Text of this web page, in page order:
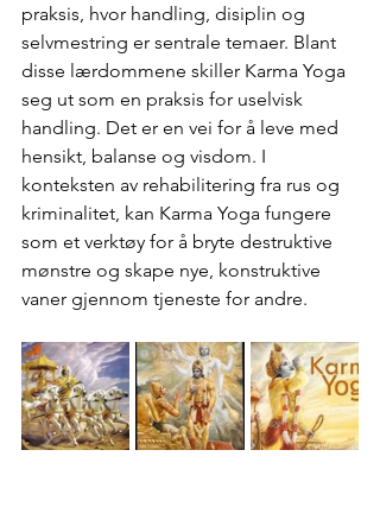
praksis, hvor handling, disiplin og
selvmestring er sentrale temaer. Blant
disse lærdommene skiller Karma Yoga
seg ut som en praksis for uselvisk
handling. Det er en vei for å leve med
hensikt, balanse og visdom. I
konteksten av rehabilitering fra rus og
kriminalitet, kan Karma Yoga fungere
som et verktøy for å bryte destruktive
mønstre og skape nye, konstruktive
vaner gjennom tjeneste for andre.